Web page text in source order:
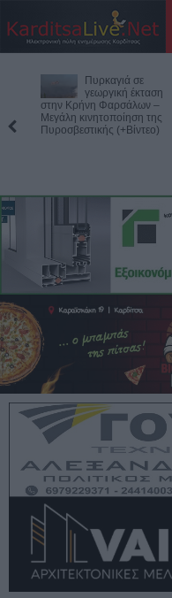
Δημόσιες
Σ.Α.Ε.Κ.: 860
τμήματα και 95
ειδικότητες για το 2026-
2027